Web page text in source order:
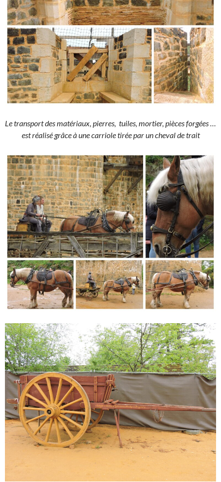
Le transport des matériaux, pierres, tuiles, mortier, pièces forgées …
est réalisé grâce à une carriole tirée par un cheval de trait